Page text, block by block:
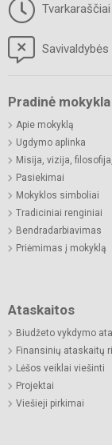
Tvarkaraščiai
Pradinė mokykla
Apie mokyklą
Ugdymo aplinka
Misija, vizija,
Pasiekimai
Mokyklos simboliai
Tradiciniai renginiai
Bendradarbiavimas
Priėmimas į mokyklą
Ataskaitos
Biudžeto vykdymo
Finansinių ataskaitų
Lėšos veiklai viešinti
Projektai
Viešieji pirkimai